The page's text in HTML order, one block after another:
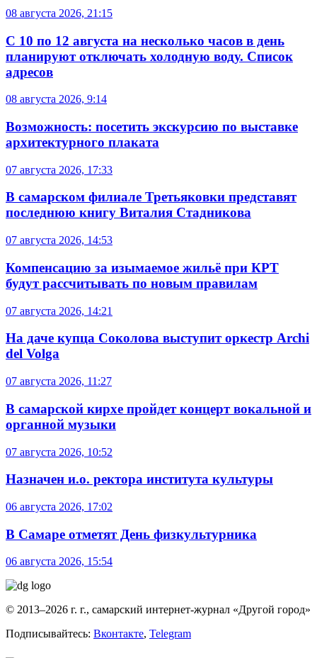
08 августа 2026, 21:15
С 10 по 12 августа на несколько часов в день
планируют отключать холодную воду. Список
адресов
08 августа 2026, 9:14
Возможность: посетить экскурсию по выставке
архитектурного плаката
07 августа 2026, 17:33
В самарском филиале Третьяковки представят
последнюю книгу Виталия Стадникова
07 августа 2026, 14:53
Компенсацию за изымаемое жильё при КРТ
будут рассчитывать по новым правилам
07 августа 2026, 14:21
На даче купца Соколова выступит оркестр Archi
del Volga
07 августа 2026, 11:27
В самарской кирхе пройдет концерт вокальной и
органной музыки
07 августа 2026, 10:52
Назначен и.о. ректора института культуры
06 августа 2026, 17:02
В Самаре отметят День физкультурника
06 августа 2026, 15:54
© 2013–2026 г. г., самарский интернет-журнал «Другой город»
Подписывайтесь: Вконтакте, Telegram